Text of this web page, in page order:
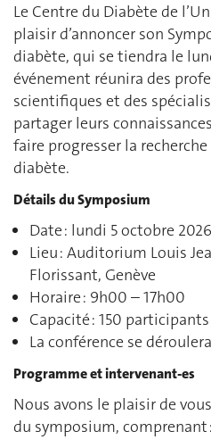
Le Centre du Diabète de
plaisir d’annoncer son
diabète, qui se tiendra le
événement réunira des
scientifiques et des
partager leurs
faire progresser la
diabète.
Détails du Symposium
Date : lundi 5 octobre 2026
Lieu : Auditorium Louis
Florissant, Genève
Horaire : 9h00 – 17h00
Capacité : 150 participants
La conférence se
Programme et intervenant-es
Nous avons le plaisir de
du symposium, comprenant :